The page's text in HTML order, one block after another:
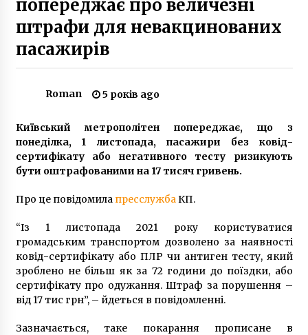
5 років ago
Покупці як інструмент просування інтернет-
магазину
“Ці гроші виділять на премії військовим”:
День Незалежності
7 років ago
Тільки для жінок і дітей: у Києві з’явилася
7 років ago
У Києві на мосту Патона розгорнули
величезний прапор України: люди по всій
країні вийшли святкувати День Соборності
8 років ago
У Києві згоріли приміщення церкви пастора
Сандея Аделаджі
попереджає про величезні
штрафи для невакцинованих
пасажирів
Roman 5 років ago
Київський метрополітен попереджає, що з
понеділка, 1 листопада, пасажири без ковід-
сертифікату або негативного тесту ризикують
бути оштрафованими на 17 тисяч гривень.
Про це повідомила пресслужбаКП.
“Із 1 листопада 2021 року користуватися
громадським транспортом дозволено за наявності
ковід-сертифікату або ПЛР чи антиген тесту, який
зроблено не більш як за 72 години до поїздки, або
сертифікату про одужання. Штраф за порушення –
від 17 тис грн”, – йдеться в повідомленні.
Зазначається, таке покарання прописане в